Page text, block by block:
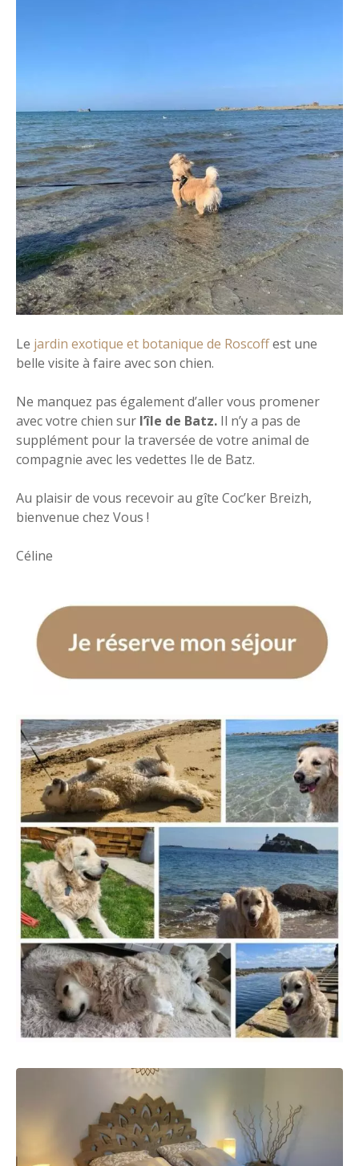
Le jardin exotique et botanique de Roscoffest une
belle visite à faire avec son chien.
Ne manquez pas également d’aller vous promener
avec votre chien sur l’île de Batz. Il n’y a pas de
supplément pour la traversée de votre animal de
compagnie avec les vedettes Ile de Batz.
Au plaisir de vous recevoir au gîte Coc’ker Breizh,
bienvenue chez Vous !
Céline